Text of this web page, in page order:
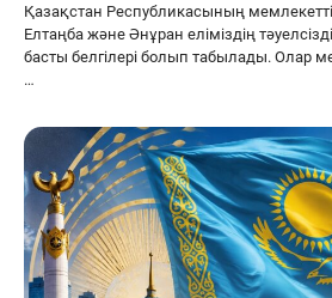
Қазақстан Республикасының
Елтаңба және Әнұран еліміздің
басты белгілері болып табылады. Олар
…